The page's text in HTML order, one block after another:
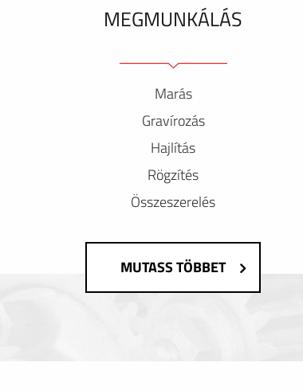
MEGMUNKÁLÁS
Marás
Gravírozás
Hajlítás
Rögzítés
Összeszerelés
MUTASS TÖBBET